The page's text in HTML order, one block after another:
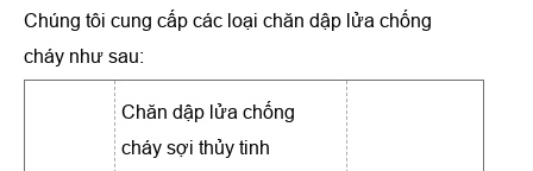
Chúng tôi cung cấp các loại chăn dập lửa chống
cháy như sau:
Chăn dập lửa chống
cháy sợi thủy tinh